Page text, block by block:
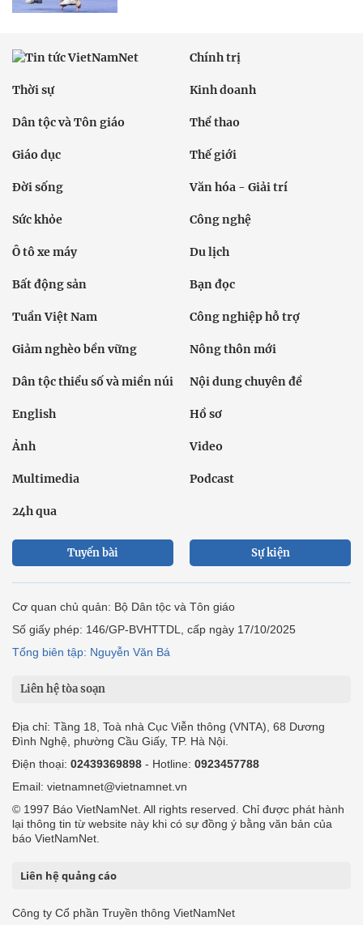
Chính trị
Thời sự Kinh doanh
Dân tộc và Tôn giáo Thể thao
Giáo dục Thế giới
Đời sống Văn hóa - Giải trí
Sức khỏe Công nghệ
Ô tô xe máy Du lịch
Bất động sản Bạn đọc
Tuần Việt Nam Công nghiệp hỗ trợ
Giảm nghèo bền vững Nông thôn mới
Dân tộc thiểu số và miền núi Nội dung chuyên đề
English Hồ sơ
Ảnh Video
Multimedia Podcast
24h qua
Tuyến bài Sự kiện
Cơ quan chủ quản: Bộ Dân tộc và Tôn giáo
Số giấy phép: 146/GP-BVHTTDL, cấp ngày 17/10/2025
Tổng biên tập: Nguyễn Văn Bá
Liên hệ tòa soạn
Địa chỉ: Tầng 18, Toà nhà Cục Viễn thông (VNTA), 68 Dương
Đình Nghệ, phường Cầu Giấy, TP. Hà Nội.
Điện thoại: 02439369898 - Hotline: 0923457788
Email: vietnamnet@vietnamnet.vn
© 1997 Báo VietNamNet. All rights reserved. Chỉ được phát hành
lại thông tin từ website này khi có sự đồng ý bằng văn bản của
báo VietNamNet.
Liên hệ quảng cáo
Công ty Cổ phần Truyền thông VietNamNet